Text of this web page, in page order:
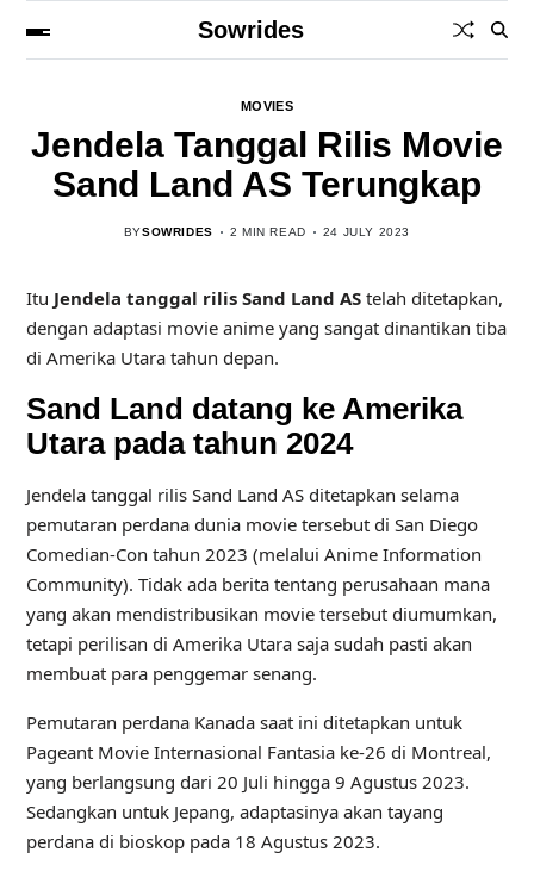
Sowrides
MOVIES
Jendela Tanggal Rilis Movie
Sand Land AS Terungkap
BYSOWRIDES 2 MIN READ 24 JULY 2023
Itu Jendela tanggal rilis Sand Land AStelah ditetapkan,
dengan adaptasi movie anime yang sangat dinantikan tiba
di Amerika Utara tahun depan.
Sand Land datang ke Amerika
Utara pada tahun 2024
Jendela tanggal rilis Sand Land AS ditetapkan selama
pemutaran perdana dunia movie tersebut di San Diego
Comedian-Con tahun 2023 (melalui Anime Information
Community). Tidak ada berita tentang perusahaan mana
yang akan mendistribusikan movie tersebut diumumkan,
tetapi perilisan di Amerika Utara saja sudah pasti akan
membuat para penggemar senang.
Pemutaran perdana Kanada saat ini ditetapkan untuk
Pageant Movie Internasional Fantasia ke-26 di Montreal,
yang berlangsung dari 20 Juli hingga 9 Agustus 2023.
Sedangkan untuk Jepang, adaptasinya akan tayang
perdana di bioskop pada 18 Agustus 2023.